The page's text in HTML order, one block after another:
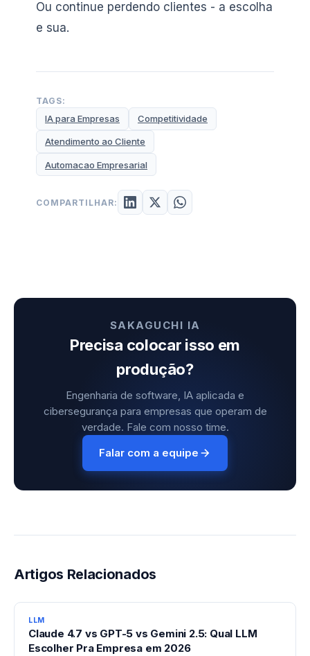
Ou continue perdendo clientes - a escolha
e sua.
TAGS:
IA para Empresas Competitividade
Atendimento ao Cliente
Automacao Empresarial
COMPARTILHAR:
SAKAGUCHI IA
Precisa colocar isso em
produção?
Engenharia de software, IA aplicada e
cibersegurança para empresas que operam de
verdade. Fale com nosso time.
Falar com a equipe
Artigos Relacionados
LLM
Claude 4.7 vs GPT-5 vs Gemini 2.5: Qual LLM
Escolher Pra Empresa em 2026